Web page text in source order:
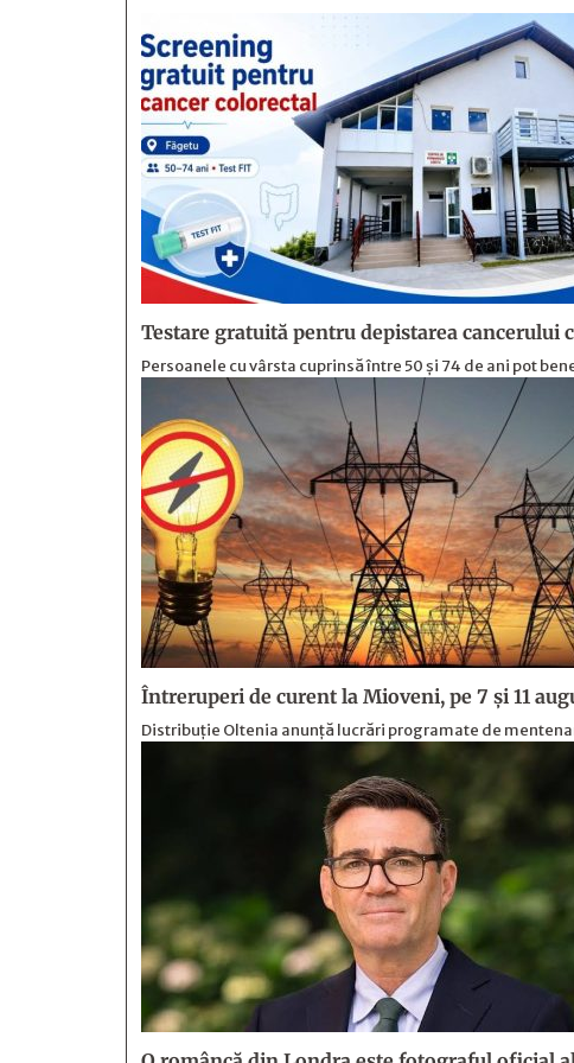
Testare gratuită pentru depistarea cancerului
Persoanele cu vârsta cuprinsă între 50 și 74 de ani pot
Întreruperi de curent la Mioveni, pe 7 și 11
Distribuție Oltenia anunță lucrări programate de